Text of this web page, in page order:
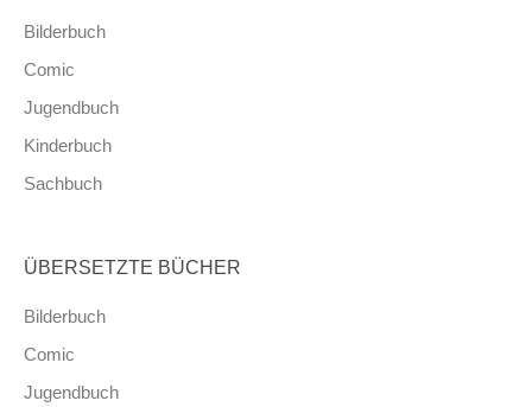
Bilderbuch
Comic
Jugendbuch
Kinderbuch
Sachbuch
ÜBERSETZTE BÜCHER
Bilderbuch
Comic
Jugendbuch